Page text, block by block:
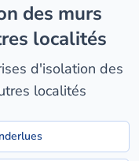
localités
d'isolation des
localités